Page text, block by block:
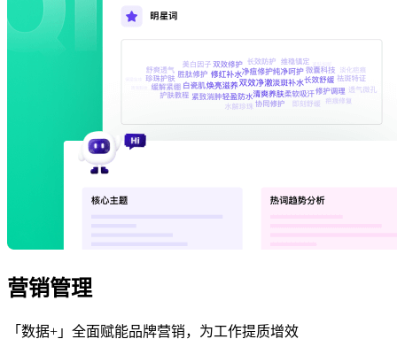
营销管理
「数据+」全面赋能品牌营销，为工作提质增效